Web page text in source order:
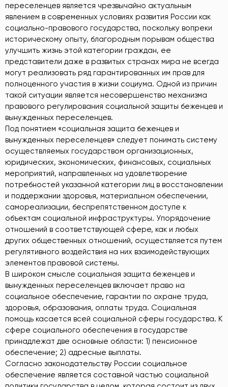
переселенцев является чрезвычайно актуальным
явлением в современных условиях развития России как
социально-правового государства, поскольку вопреки
историческому опыту, благородным порывам общества
улучшить жизнь этой категории граждан, ее
представители даже в развитых странах мира не всегда
могут реализовать ряд гарантированных им прав для
полноценного участия в жизни социума. Одной из причин
такой ситуации является несовершенство механизма
правового регулирования социальной защиты беженцев и
вынужденных переселенцев.
Под понятием «социальная защита беженцев и
вынужденных переселенцев» следует понимать систему
осуществляемых государством организационных,
юридических, экономических, финансовых, социальных
мероприятий, направленных на удовлетворение
потребностей указанной категории лиц в восстановлении
и поддержании здоровья, материальном обеспечении,
самореализации, беспрепятственном доступе к
объектам социальной инфраструктуры. Упорядочение
отношений в соответствующей сфере, как и любых
других общественных отношений, осуществляется путем
регулятивного воздействия на них взаимодействующих
элементов правовой системы.
В широком смысле социальная защита беженцев и
вынужденных переселенцев включает право на
социальное обеспечение, гарантии по охране труда,
здоровья, образования, оплаты труда. Социальная
помощь касается всей социальной сферы государства. К
сфере социального обеспечения в государстве
принадлежат две основные области: 1) пенсионное
обеспечение; 2) адресные выплаты.
Согласно законодательству России социальное
обеспечение является составной частью социальной